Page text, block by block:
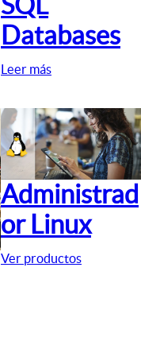
Databases
Leer más
Administrad
or Linux
Ver productos